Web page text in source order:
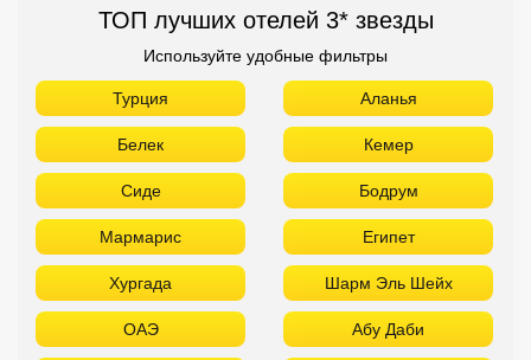
ТОП лучших отелей 3* звезды
Используйте удобные фильтры
Турция Аланья
Белек Кемер
Сиде Бодрум
Мармарис Египет
Хургада Шарм Эль Шейх
ОАЭ Абу Даби